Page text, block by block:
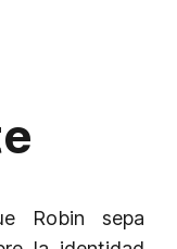
Robin sepa